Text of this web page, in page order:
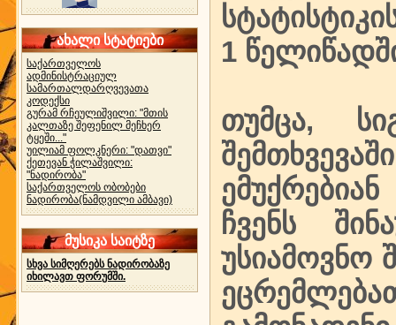
ახალი სტატიები
საქართველოს
ადმინისტრაციულ
სამართალდარღვევათა
კოდექსი
გურამ რჩეულიშვილი: "მთის
კალთაზე შეფენილ მეჩხერ
ტყეში..."
უილიამ ფოლკნერი: "დათვი"
ქეთევან ჭილაშვილი:
"ნადირობა"
საქართველოს ობობები
ნადირობა(ნამდვილი ამბავი)
მუსიკა საიტზე
სხვა სიმღერებს ნადირობაზე
იხილავთ ფორუმში.
1
თუმცა,
ჩვენს
უსიამოვნო